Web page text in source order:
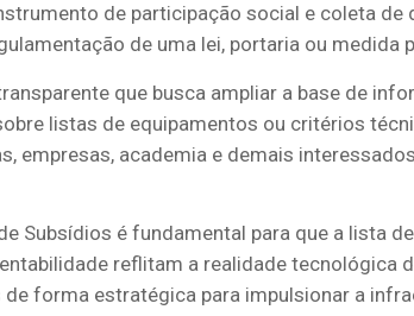
de participação social e coleta
de uma lei, portaria ou medida
que busca ampliar a base de
listas de equipamentos ou critérios
empresas, academia e demais
Subsídios é fundamental para que a lista
reflitam a realidade tecnológica
forma estratégica para impulsionar a